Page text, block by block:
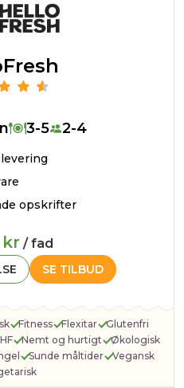
3-5 2-4
opskrifter
kr / fad
SE TILBUD
Fitness Flexitar
Glutenfri
Nemt og hurtigt
Økologisk
Sunde måltider
Vegansk